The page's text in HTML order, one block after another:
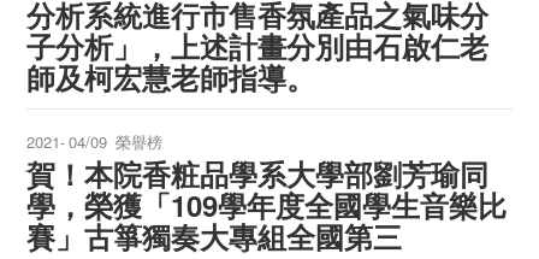
分析系統進行市售香氛產品之氣味分
子分析」，上述計畫分別由石啟仁老
師及柯宏慧老師指導。
2021-04/09 榮譽榜
賀！本院香粧品學系大學部劉芳瑜同
學，榮獲「109學年度全國學生音樂比
賽」古箏獨奏大專組全國第三